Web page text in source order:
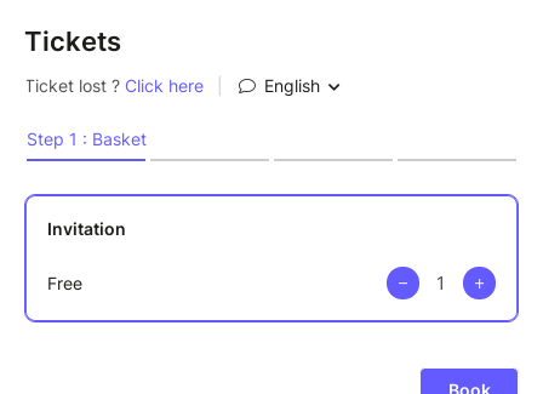
du 100ème Woodycycle. Au programme :
- table ronde sur les enjeux de l'industrie locale dans
Tickets